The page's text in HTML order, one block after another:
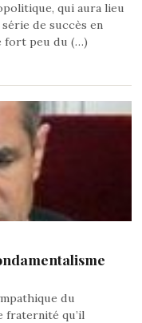
qui aura lieu
de succès en
fort peu du (…)
du
fraternité qu’il